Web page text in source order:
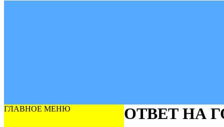
ГЛАВНОЕ МЕНЮ ОТВЕТ НА